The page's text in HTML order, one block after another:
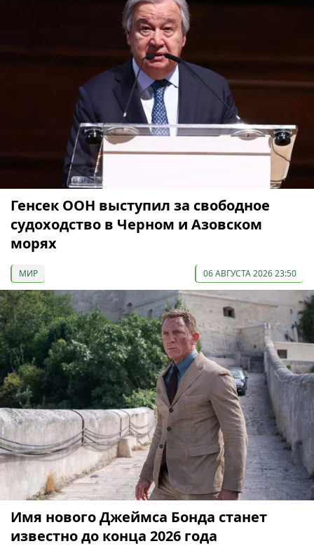
Генсек ООН выступил за свободное
судоходство в Черном и Азовском
морях
МИР 06 АВГУСТА 2026 23:50
Имя нового Джеймса Бонда станет
известно до конца 2026 года